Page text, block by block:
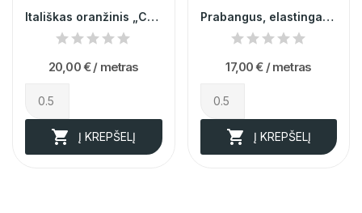
Itališkas oranžinis „Chanel” tipo audinys
20,00 € / metras
 Į KREPŠELĮ
Prabangus, elastingas žalios spalvos atlasas...
17,00 € / metras
 Į KREPŠELĮ